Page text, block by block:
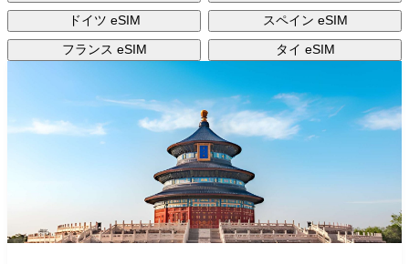
ドイツ eSIM
スペイン eSIM
フランス eSIM
タイ eSIM